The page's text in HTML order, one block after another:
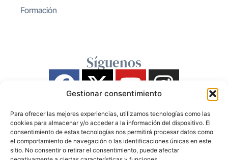
Gestionar consentimiento
Para ofrecer las mejores experiencias, utilizamos tecnologías como las
cookies para almacenar y/o acceder a la información del dispositivo. El
consentimiento de estas tecnologías nos permitirá procesar datos como
el comportamiento de navegación o las identificaciones únicas en este
sitio. No consentir o retirar el consentimiento, puede afectar
Formación
Síguenos